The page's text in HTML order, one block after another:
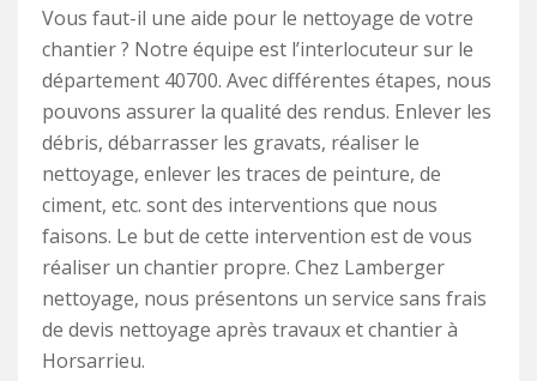
Vous faut-il une aide pour le nettoyage de votre
chantier ? Notre équipe est l’interlocuteur sur le
département 40700. Avec différentes étapes, nous
pouvons assurer la qualité des rendus. Enlever les
débris, débarrasser les gravats, réaliser le
nettoyage, enlever les traces de peinture, de
ciment, etc. sont des interventions que nous
faisons. Le but de cette intervention est de vous
réaliser un chantier propre. Chez Lamberger
nettoyage, nous présentons un service sans frais
de devis nettoyage après travaux et chantier à
Horsarrieu.